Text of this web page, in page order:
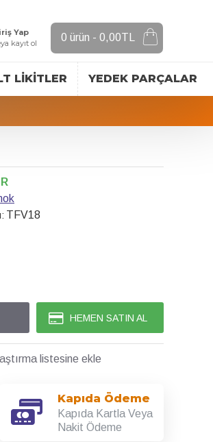
Yap
kayıt ol
0 ürün - 0,00TL
LIKITLER YEDEK PARÇALAR
TFV18
HEMEN SATIN AL
listesine ekle
Kapıda Ödeme
Kapıda Kartla Veya
Nakit Ödeme